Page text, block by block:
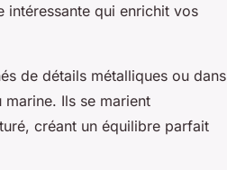
intéressante qui enrichit vos
de détails métalliques ou dans
Ils se marient
créant un équilibre parfait